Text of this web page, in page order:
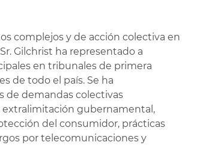
complejos y de acción colectiva en
Gilchrist ha representado a
en tribunales de primera
de todo el país. Se ha
de demandas colectivas
extralimitación gubernamental,
del consumidor, prácticas
por telecomunicaciones y